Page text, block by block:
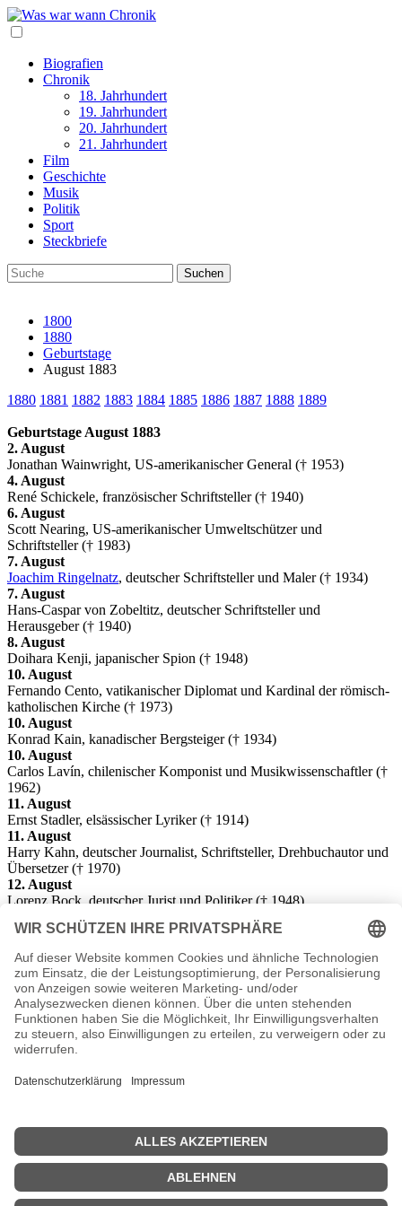
Biografien
Chronik
18. Jahrhundert
19. Jahrhundert
20. Jahrhundert
21. Jahrhundert
Film
Geschichte
Musik
Politik
Sport
Steckbriefe
1800
1880
Geburtstage
August 1883
1880 1881 1882 1883 1884 1885 1886 1887 1888 1889
Geburtstage August 1883
2. August
Jonathan Wainwright, US-amerikanischer General († 1953)
4. August
René Schickele, französischer Schriftsteller († 1940)
6. August
Scott Nearing, US-amerikanischer Umweltschützer und
Schriftsteller († 1983)
7. August
Joachim Ringelnatz, deutscher Schriftsteller und Maler († 1934)
7. August
Hans-Caspar von Zobeltitz, deutscher Schriftsteller und
Herausgeber († 1940)
8. August
Doihara Kenji, japanischer Spion († 1948)
10. August
Fernando Cento, vatikanischer Diplomat und Kardinal der römisch-
katholischen Kirche († 1973)
10. August
Konrad Kain, kanadischer Bergsteiger († 1934)
10. August
Carlos Lavín, chilenischer Komponist und Musikwissenschaftler (†
1962)
11. August
Ernst Stadler, elsässischer Lyriker († 1914)
11. August
Harry Kahn, deutscher Journalist, Schriftsteller, Drehbuchautor und
Übersetzer († 1970)
12. August
Lorenz Bock, deutscher Jurist und Politiker († 1948)
Gustav Zindel, Künstler aus dem böhmischen Erzgebirge († 1959)
Ivan Mestrovic, kroatischer Professor der Bildhauerei († 1962)
19. August
Coco Chanel, französische Modeschöpferin († 1971)
20. August
Robert Lehr, deutscher Politiker († 1956)
20. August
29. August